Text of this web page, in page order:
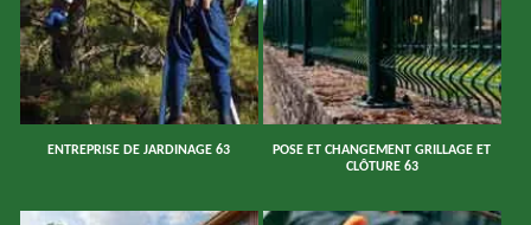
ENTREPRISE DE JARDINAGE 63
POSE ET CHANGEMENT GRILLAGE ET
CLÔTURE 63